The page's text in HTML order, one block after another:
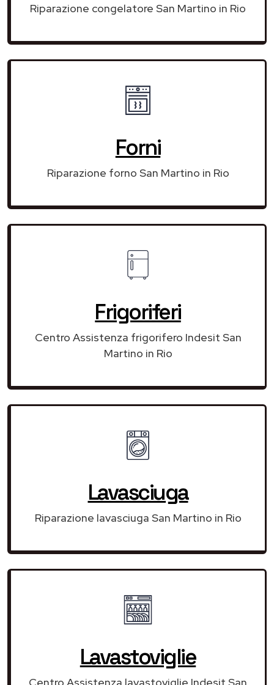
Riparazione congelatore San Martino in Rio
Forni
Riparazione forno San Martino in Rio
Frigoriferi
Centro Assistenza frigorifero Indesit San
Martino in Rio
Lavasciuga
Riparazione lavasciuga San Martino in Rio
Lavastoviglie
Centro Assistenza lavastoviglie Indesit San